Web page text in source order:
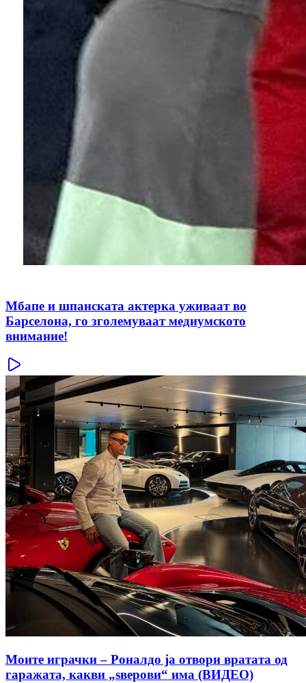
Мбапе и шпанската актерка уживаат во
Барселона, го зголемуваат медиумското
внимание!
Моите играчки – Роналдо ја отвори вратата од
гаражата, какви „ѕверови“ има (ВИДЕО)